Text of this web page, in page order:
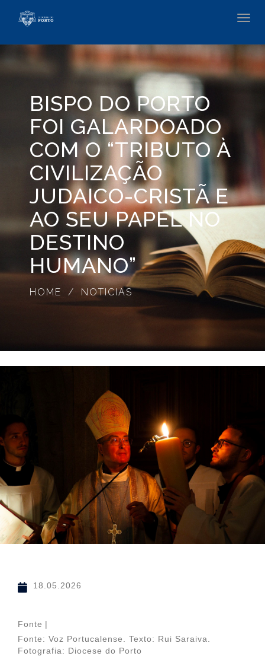
BISPO DO PORTO
FOI GALARDOADO
COM O “TRIBUTO À
CIVILIZAÇÃO
JUDAICO-CRISTÃ E
AO SEU PAPEL NO
DESTINO
HUMANO”
HOME NOTICIAS
18.05.2026
Fonte |
Fonte: Voz Portucalense. Texto: Rui Saraiva.
Fotografia: Diocese do Porto